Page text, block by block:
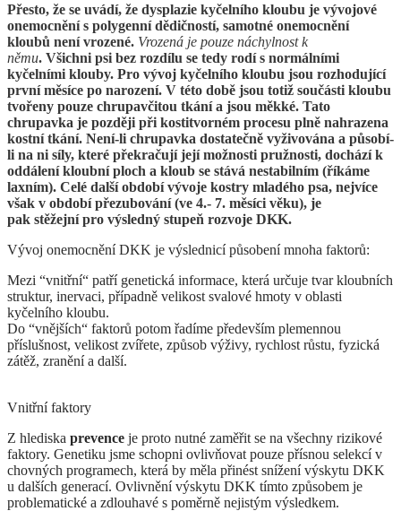
Přesto, že se uvádí, že dysplazie kyčelního kloubu je vývojové
onemocnění s polygenní dědičností, samotné onemocnění
kloubů není vrozené. Vrozená je pouze náchylnost k
němu. Všichni psi bez rozdílu se tedy rodí s normálními
kyčelními klouby. Pro vývoj kyčelního kloubu jsou rozhodující
první měsíce po narození. V této době jsou totiž součásti kloubu
tvořeny pouze chrupavčitou tkání a jsou měkké. Tato
chrupavka je později při kostitvorném procesu plně nahrazena
kostní tkání. Není-li chrupavka dostatečně vyživována a působí-
li na ni síly, které překračují její možnosti pružnosti, dochází k
oddálení kloubní ploch a kloub se stává nestabilním (říkáme
laxním). Celé další období vývoje kostry mladého psa, nejvíce
však v období přezubování (ve 4.- 7. měsíci věku), je
pak stěžejní pro výsledný stupeň rozvoje DKK.
Vývoj onemocnění DKK je výslednicí působení mnoha faktorů:
Mezi “vnitřní“ patří genetická informace, která určuje tvar kloubních
struktur, inervaci, případně velikost svalové hmoty v oblasti
kyčelního kloubu.
Do “vnějších“ faktorů potom řadíme především plemennou
příslušnost, velikost zvířete, způsob výživy, rychlost růstu, fyzická
zátěž, zranění a další.
Vnitřní faktory
Z hlediska prevence je proto nutné zaměřit se na všechny rizikové
faktory. Genetiku jsme schopni ovlivňovat pouze přísnou selekcí v
chovných programech, která by měla přinést snížení výskytu DKK
u dalších generací. Ovlivnění výskytu DKK tímto způsobem je
problematické a zdlouhavé s poměrně nejistým výsledkem.